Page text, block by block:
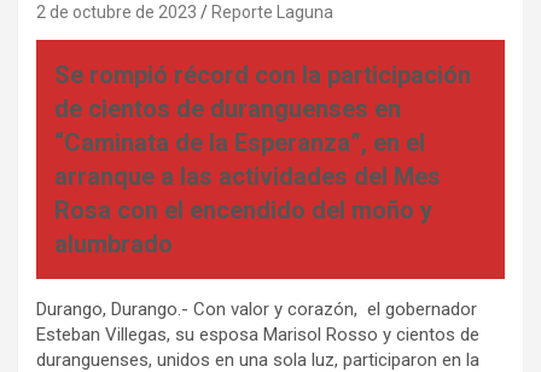
2 de octubre de 2023 Reporte Laguna
Se rompió récord con la participación
de cientos de duranguenses en
“Caminata de la Esperanza”, en el
arranque a las actividades del Mes
Rosa con el encendido del moño y
alumbrado
Durango, Durango.- Con valor y corazón, el gobernador
Esteban Villegas, su esposa Marisol Rosso y cientos de
duranguenses, unidos en una sola luz, participaron en la